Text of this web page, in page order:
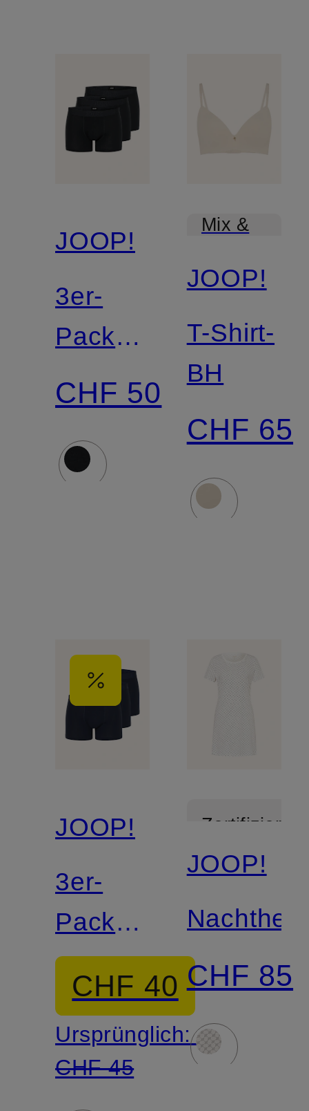
JOOP!
3er-
Pack
Boxershorts
CHF 50
Mix &
JOOP!
T-Shirt-
BH
CHF 65
JOOP!
3er-
Pack
Boxershorts
CHF 40
Ursprünglich:
CHF 45
Zertifiziert
JOOP!
CHF 85